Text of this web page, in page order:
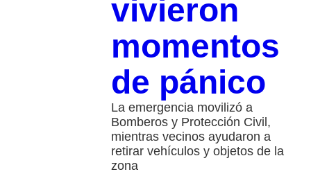
vivieron
momentos
de pánico
La emergencia movilizó a
Bomberos y Protección Civil,
mientras vecinos ayudaron a
retirar vehículos y objetos de la
zona